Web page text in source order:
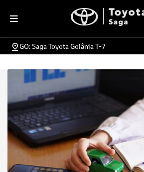
GO: Saga Toyota Goiânia T-7